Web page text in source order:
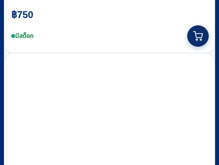
฿750
มีสต็อก